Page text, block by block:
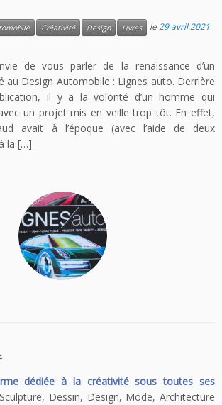
Créativité Design Livres le29 avril 2021
de vous parler de la renaissance d’un
au Design Automobile : Lignes auto. Derrière
il y a la volonté d’un homme qui
un projet mis en veille trop tôt. En effet,
avait à l’époque (avec l’aide de deux
la […]
dédiée à la créativité sous toutes ses
Dessin, Design, Mode, Architecture